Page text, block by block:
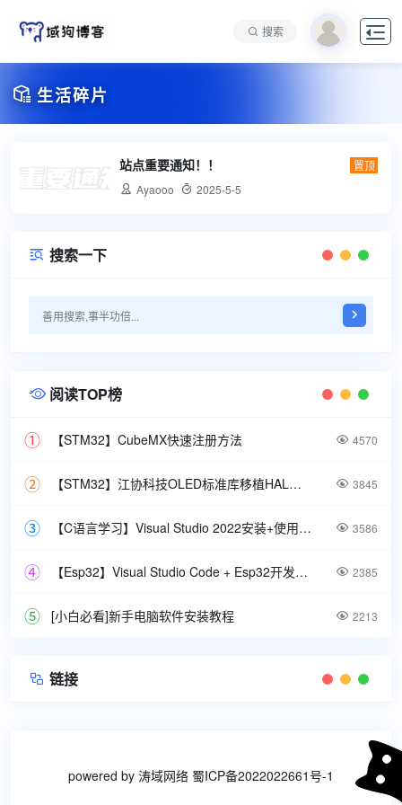
搜索 
 生活碎片
站点重要通知！！ 置顶
 Ayaooo  2025-5-5
 搜索一下
 阅读TOP榜
【STM32】CubeMX快速注册方法  4570
【STM32】江协科技OLED标准库移植HAL库教程  3845
【C语言学习】Visual Studio 2022安装+使用方法  3586
【Esp32】Visual Studio Code + Esp32开发环境安装方法  2385
[小白必看]新手电脑软件安装教程  2213
 链接
powered by 涛域网络 蜀ICP备2022022661号-1